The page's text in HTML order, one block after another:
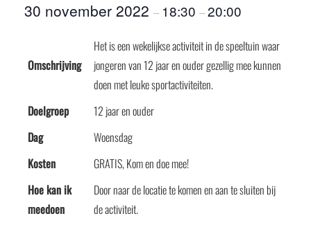
30 november 2022 – 18:30 –20:00
Omschrijving
Het is een wekelijkse activiteit in de speeltuin waar
jongeren van 12 jaar en ouder gezellig mee kunnen
doen met leuke sportactiviteiten.
Doelgroep
12 jaar en ouder
Dag
Woensdag
Kosten
GRATIS, Kom en doe mee!
Hoe kan ik
meedoen
Door naar de locatie te komen en aan te sluiten bij
de activiteit.